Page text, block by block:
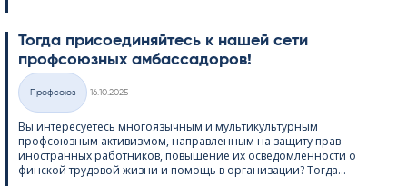
Тогда присоединяйтесь к нашей сети
профсоюзных амбассадоров!
Категории
Профсоюз
16.10.2025
Вы интересуетесь многоязычным и мультикультурным
профсоюзным активизмом, направленным на защиту прав
иностранных работников, повышение их осведомлённости о
финской трудовой жизни и помощь в организации? Тогда...